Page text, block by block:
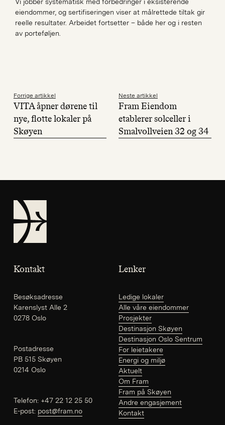
eiendommer, og sertifiseringen viser at målrettede tiltak gir
reelle resultater. Arbeidet fortsetter – både her og i resten
av porteføljen.
Forrige artikkel
VITA åpner dørene til
nye, flotte lokaler på
Skøyen
Neste artikkel
Fram Eiendom
etablerer solceller i
Smalvollveien 32 og 34
FRAM
Kontakt
Besøksadresse
Karenslyst Alle 2
0278 Oslo
Postadresse
PB 515 Skøyen
0214 Oslo
Telefon: +47 22 12 25 50
E-post: post@fram.no
Lenker
Ledige lokaler
Alle våre eiendommer
Prosjekter
Destinasjon Skøyen
Destinasjon Oslo Sentrum
For leietakere
Energi og miljø
Aktuelt
Om Fram
Fram på Skøyen
Andre engasjement
Kontakt